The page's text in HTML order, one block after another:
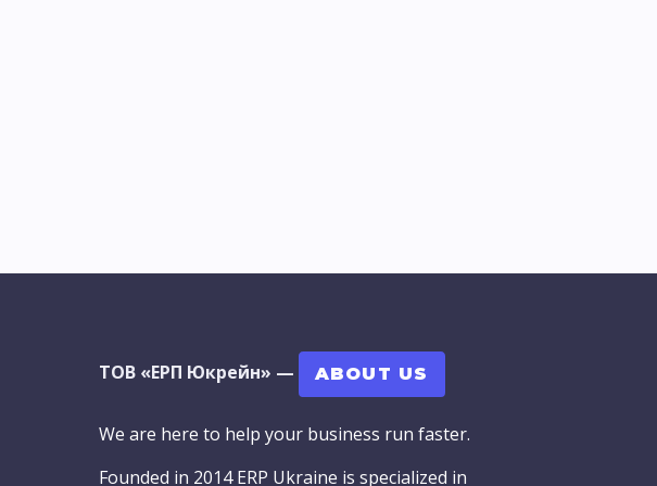
ТОВ «ЕРП Юкрейн» — ABOUT US
We are here to help your business run faster.
Founded in 2014 ERP Ukraine is specialized in